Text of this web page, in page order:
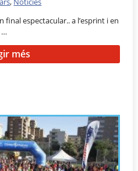
final espectacular.. a l’esprint i en
…
més